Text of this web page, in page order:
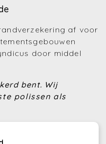
af voor
door middel
bent. Wij
polissen als